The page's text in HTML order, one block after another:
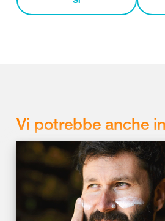
Vi potrebbe anche